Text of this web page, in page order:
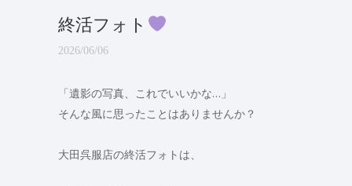
終活フォト
2026/06/06
「遺影の写真、これでいいかな…」
そんな風に思ったことはありませんか？
大田呉服店の終活フォトは、